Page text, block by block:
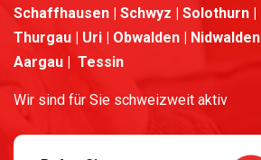
Schaffhausen | Schwyz | Solothurn |
Thurgau | Uri | Obwalden | Nidwalden |
Aargau | Tessin
Wir sind für Sie schweizweit aktiv